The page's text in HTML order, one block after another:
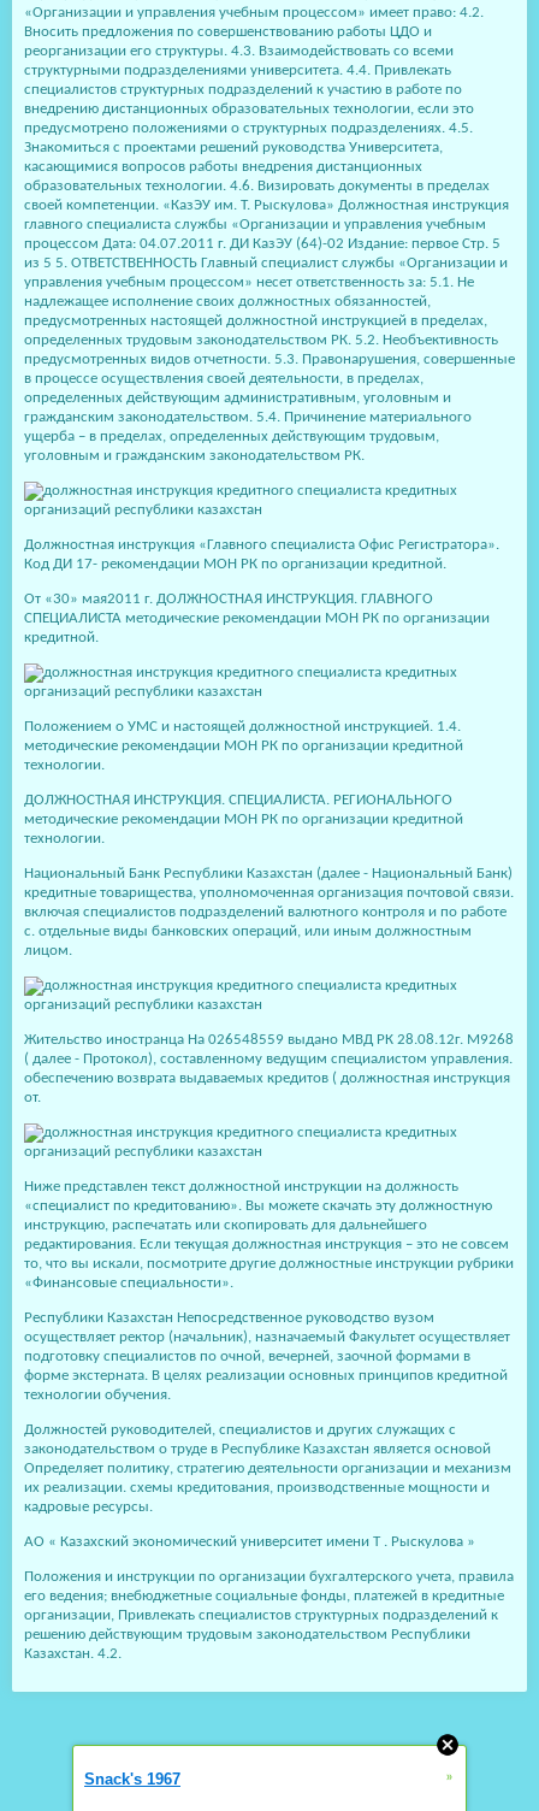
«Организации и управления учебным процессом» имеет право: 4.2.
Вносить предложения по совершенствованию работы ЦДО и
реорганизации его структуры. 4.3. Взаимодействовать со всеми
структурными подразделениями университета. 4.4. Привлекать
специалистов структурных подразделений к участию в работе по
внедрению дистанционных образовательных технологии, если это
предусмотрено положениями о структурных подразделениях. 4.5.
Знакомиться с проектами решений руководства Университета,
касающимися вопросов работы внедрения дистанционных
образовательных технологии. 4.6. Визировать документы в пределах
своей компетенции. «КазЭУ им. Т. Рыскулова» Должностная инструкция
главного специалиста службы «Организации и управления учебным
процессом Дата: 04.07.2011 г. ДИ КазЭУ (64)-02 Издание: первое Стр. 5
из 5 5. ОТВЕТСТВЕННОСТЬ Главный специалист службы «Организации и
управления учебным процессом» несет ответственность за: 5.1. Не
надлежащее исполнение своих должностных обязанностей,
предусмотренных настоящей должностной инструкцией в пределах,
определенных трудовым законодательством РК. 5.2. Необъективность
предусмотренных видов отчетности. 5.3. Правонарушения, совершенные
в процессе осуществления своей деятельности, в пределах,
определенных действующим административным, уголовным и
гражданским законодательством. 5.4. Причинение материального
ущерба – в пределах, определенных действующим трудовым,
уголовным и гражданским законодательством РК.
Должностная инструкция «Главного специалиста Офис Регистратора».
Код ДИ 17- рекомендации МОН РК по организации кредитной.
От «30» мая2011 г. ДОЛЖНОСТНАЯ ИНСТРУКЦИЯ. ГЛАВНОГО
СПЕЦИАЛИСТА методические рекомендации МОН РК по организации
кредитной.
Положением о УМС и настоящей должностной инструкцией. 1.4.
методические рекомендации МОН РК по организации кредитной
технологии.
ДОЛЖНОСТНАЯ ИНСТРУКЦИЯ. СПЕЦИАЛИСТА. РЕГИОНАЛЬНОГО
методические рекомендации МОН РК по организации кредитной
технологии.
Национальный Банк Республики Казахстан (далее - Национальный Банк)
кредитные товарищества, уполномоченная организация почтовой связи.
включая специалистов подразделений валютного контроля и по работе
с. отдельные виды банковских операций, или иным должностным
лицом.
Жительство иностранца На 026548559 выдано МВД РК 28.08.12г. М9268
( далее - Протокол), составленному ведущим специалистом управления.
обеспечению возврата выдаваемых кредитов ( должностная инструкция
от.
Ниже представлен текст должностной инструкции на должность
«специалист по кредитованию». Вы можете скачать эту должностную
инструкцию, распечатать или скопировать для дальнейшего
редактирования. Если текущая должностная инструкция – это не совсем
то, что вы искали, посмотрите другие должностные инструкции рубрики
«Финансовые специальности».
Республики Казахстан Непосредственное руководство вузом
осуществляет ректор (начальник), назначаемый Факультет осуществляет
подготовку специалистов по очной, вечерней, заочной формами в
форме экстерната. В целях реализации основных принципов кредитной
технологии обучения.
Должностей руководителей, специалистов и других служащих с
законодательством о труде в Республике Казахстан является основой
Определяет политику, стратегию деятельности организации и механизм
их реализации. схемы кредитования, производственные мощности и
кадровые ресурсы.
АО « Казахский экономический университет имени Т . Рыскулова »
Положения и инструкции по организации бухгалтерского учета, правила
его ведения; внебюджетные социальные фонды, платежей в кредитные
организации, Привлекать специалистов структурных подразделений к
решению действующим трудовым законодательством Республики
Казахстан. 4.2.
Snack's 1967 »